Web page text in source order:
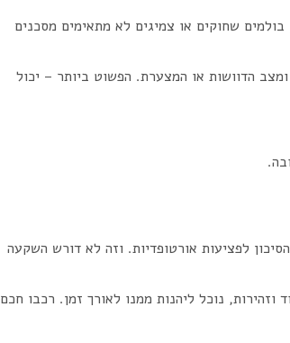
שחוקים או צמיגים לא מתאימים מסכנים
הדוושות או המצערת. הפשוט ביותר – יכול
לפציעות אורטופדיות. וזה לא דורש השקעה
נוכל ליהנות ממנו לאורך זמן. רכבו חכם